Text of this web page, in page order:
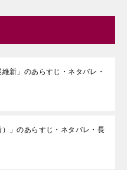
維新」のあらすじ・ネタバレ・
）」のあらすじ・ネタバレ・長